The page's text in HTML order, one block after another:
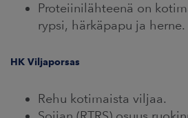
Proteiinilähteenä on
rypsi, härkäpapu ja herne.
HK Viljaporsas
Rehu kotimaista viljaa.